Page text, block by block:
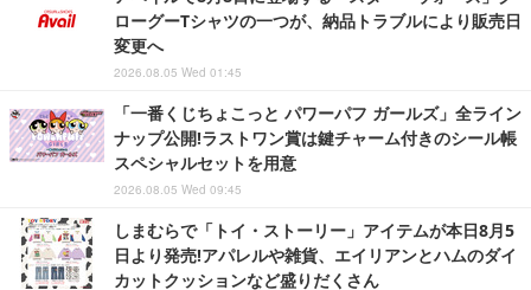
ローグーTシャツの一つが、納品トラブルにより販売日
変更へ
2026.08.05 Wed 01:45
「一番くじちょこっと パワーパフ ガールズ」全ライン
ナップ公開!ラストワン賞は鍵チャーム付きのシール帳
スペシャルセットを用意
2026.08.05 Wed 09:45
しまむらで「トイ・ストーリー」アイテムが本日8月5
日より発売!アパレルや雑貨、エイリアンとハムのダイ
カットクッションなど盛りだくさん